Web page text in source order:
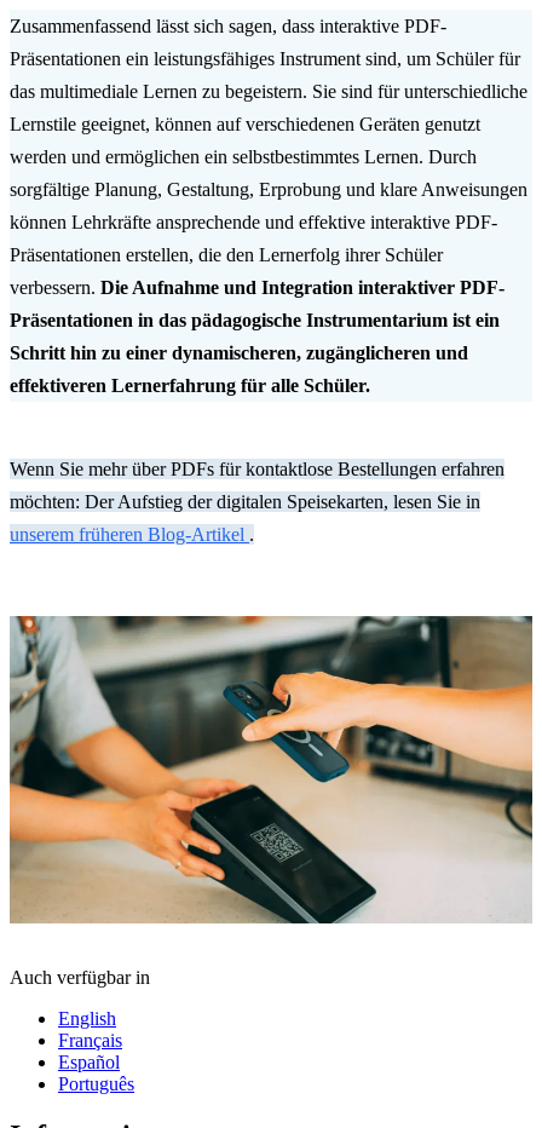
Zusammenfassend lässt sich sagen, dass interaktive PDF-
Präsentationen ein leistungsfähiges Instrument sind, um Schüler für
das multimediale Lernen zu begeistern. Sie sind für unterschiedliche
Lernstile geeignet, können auf verschiedenen Geräten genutzt
werden und ermöglichen ein selbstbestimmtes Lernen. Durch
sorgfältige Planung, Gestaltung, Erprobung und klare Anweisungen
können Lehrkräfte ansprechende und effektive interaktive PDF-
Präsentationen erstellen, die den Lernerfolg ihrer Schüler
verbessern. Die Aufnahme und Integration interaktiver PDF-
Präsentationen in das pädagogische Instrumentarium ist ein
Schritt hin zu einer dynamischeren, zugänglicheren und
effektiveren Lernerfahrung für alle Schüler.
Wenn Sie mehr über PDFs für kontaktlose Bestellungen erfahren
möchten: Der Aufstieg der digitalen Speisekarten, lesen Sie in
unserem früheren Blog-Artikel .
Auch verfügbar in
English
Français
Español
Português